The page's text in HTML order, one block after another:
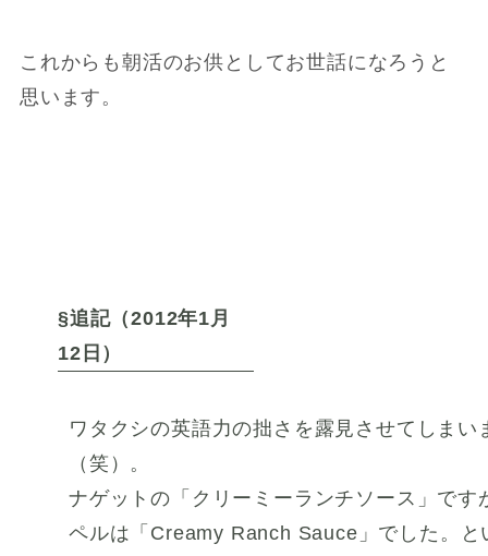
これからも朝活のお供としてお世話になろうと
思います。
§追記（2012年1月
12日）
ワタクシの英語力の拙さを露見させてしまい
（笑）。
ナゲットの「クリーミーランチソース」です
ペルは「Creamy Ranch Sauce」でした。と